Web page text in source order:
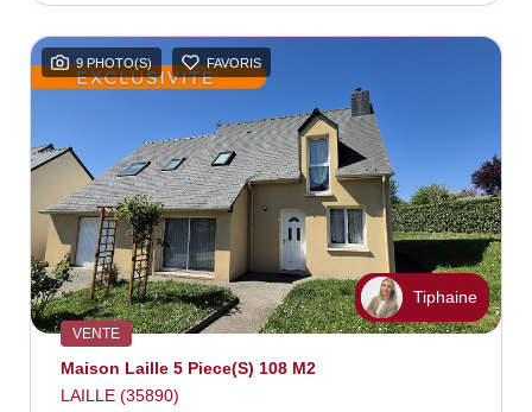
9 PHOTO(S) FAVORIS
Tiphaine
VENTE
Maison Laille 5 Piece(s) 108 M2
LAILLE (35890)